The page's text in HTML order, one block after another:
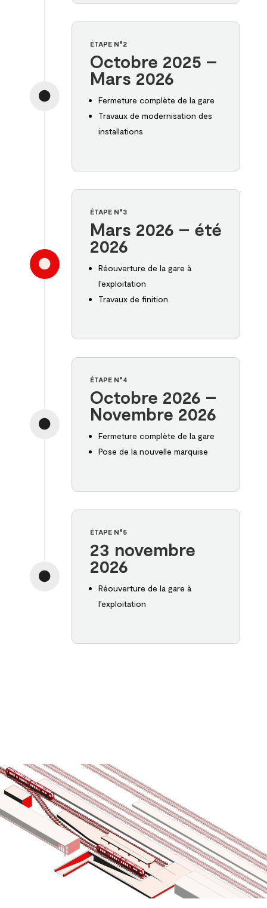

ÉTAPE N°2
Octobre 2025 –
Mars 2026
Fermeture complète de la gare
Travaux de modernisation des
installations

ÉTAPE N°3
Mars 2026 – été
2026
Réouverture de la gare à
l’exploitation
Travaux de finition

ÉTAPE N°4
Octobre 2026 –
Novembre 2026
Fermeture complète de la gare
Pose de la nouvelle marquise

ÉTAPE N°5
23 novembre
2026
Réouverture de la gare à
l’exploitation